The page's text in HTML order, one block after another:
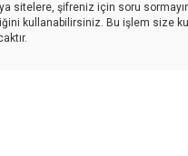
sitelere, şifreniz için soru
kullanabilirsiniz. Bu işlem size